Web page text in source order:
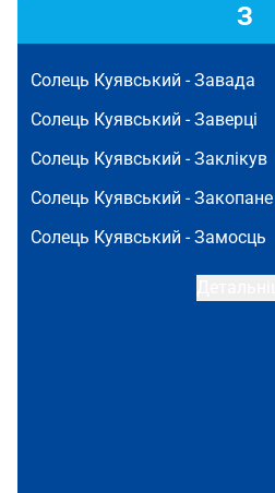
З
Солець Куявський -Завада
Солець Куявський -Заверці
Солець Куявський -Заклікув
Солець Куявський -Закопане
Солець Куявський -Замосць